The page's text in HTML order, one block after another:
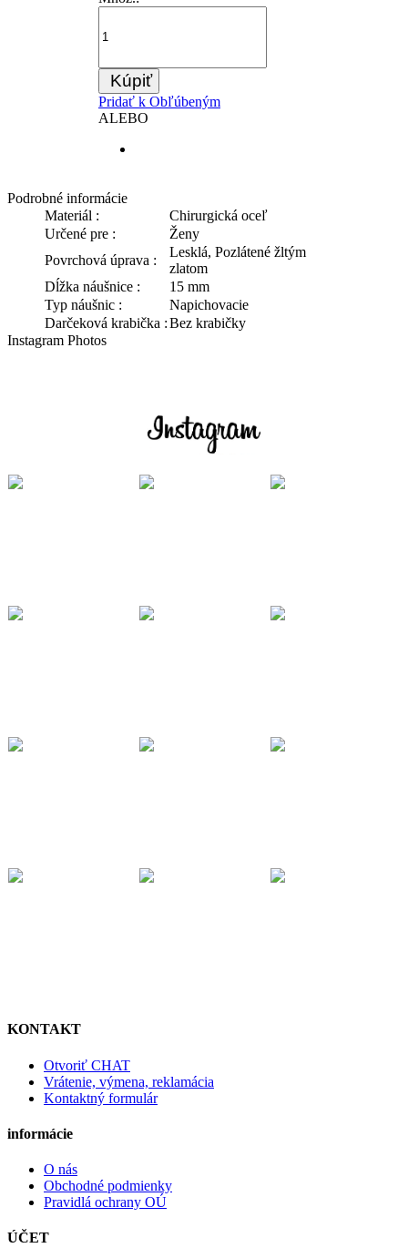
Kúpiť
Pridať k Obľúbeným
ALEBO
Podrobné informácie
Materiál :
Chirurgická oceľ
Určené pre :
Ženy
Povrchová úprava :
Lesklá, Pozlátené žltým
zlatom
Dĺžka náušnice :
15 mm
Typ náušnic :
Napichovacie
Darčeková krabička :Bez krabičky
Instagram Photos
KONTAKT
Otvoriť CHAT
Vrátenie, výmena, reklamácia
Kontaktný formulár
informácie
O nás
Obchodné podmienky
Pravidlá ochrany OÚ
ÚČET